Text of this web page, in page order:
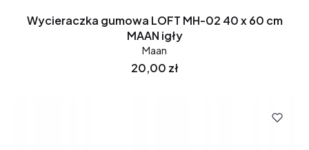
Wycieraczka gumowa LOFT MH-02 40 x 60 cm
MAAN igły
Maan
Cena
20,00 zł